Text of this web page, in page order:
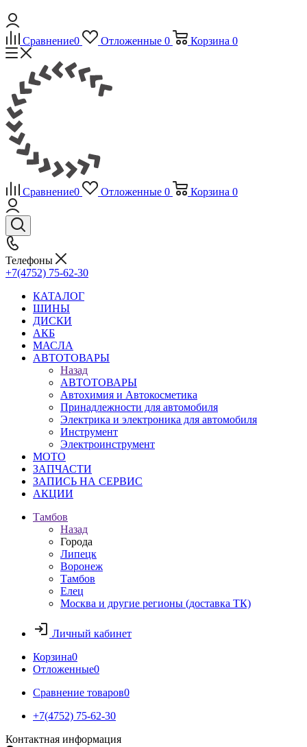
Сравнение0 Отложенные 0 Корзина 0
Сравнение0 Отложенные 0 Корзина 0
Телефоны
+7(4752) 75-62-30
КАТАЛОГ
ШИНЫ
ДИСКИ
АКБ
МАСЛА
АВТОТОВАРЫ
Назад
АВТОТОВАРЫ
Автохимия и Автокосметика
Принадлежности для автомобиля
Электрика и электроника для автомобиля
Инструмент
Электроинструмент
МОТО
ЗАПЧАСТИ
ЗАПИСЬ НА СЕРВИС
АКЦИИ
Тамбов
Назад
Города
Липецк
Воронеж
Тамбов
Елец
Москва и другие регионы (доставка ТК)
Личный кабинет
Корзина0
Отложенные0
Сравнение товаров0
+7(4752) 75-62-30
Контактная информация